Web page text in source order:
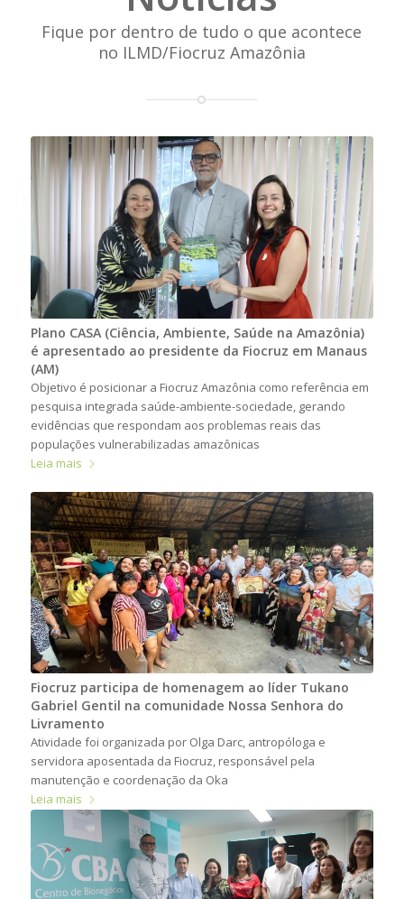
Fique por dentro de tudo o que acontece
no ILMD/Fiocruz Amazônia
Plano CASA (Ciência, Ambiente, Saúde na Amazônia)
é apresentado ao presidente da Fiocruz em Manaus
(AM)
Objetivo é posicionar a Fiocruz Amazônia como referência em
pesquisa integrada saúde-ambiente-sociedade, gerando
evidências que respondam aos problemas reais das
populações vulnerabilizadas amazônicas
Leia mais
Fiocruz participa de homenagem ao líder Tukano
Gabriel Gentil na comunidade Nossa Senhora do
Livramento
Atividade foi organizada por Olga Darc, antropóloga e
servidora aposentada da Fiocruz, responsável pela
manutenção e coordenação da Oka
Leia mais